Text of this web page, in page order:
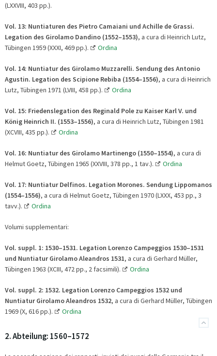
(LXXVIII, 403 pp.).
Vol. 13: Nuntiaturen des Pietro Camaiani und Achille de Grassi.
Legation des Girolamo Dandino (1552–1553), a cura di Heinrich Lutz,
Tübingen 1959 (XXXI, 469 pp.).
Ordina
Vol. 14: Nuntiatur des Girolamo Muzzarelli. Sendung des Antonio
Agustin. Legation des Scipione Rebiba (1554–1556), a cura di Heinrich
Lutz, Tübingen 1971 (LVIII, 458 pp.).
Ordina
Vol. 15: Friedenslegation des Reginald Pole zu Kaiser Karl V. und
König Heinrich II. (1553–1556), a cura di Heinrich Lutz, Tübingen 1981
(XCVIII, 435 pp.).
Ordina
Vol. 16: Nuntiatur des Girolamo Martinengo (1550–1554), a cura di
Helmut Goetz, Tübingen 1965 (XXVIII, 378 pp., 1 tav.).
Ordina
Vol. 17: Nuntiatur Delfinos. Legation Morones. Sendung Lippomanos
(1554–1556), a cura di Helmut Goetz, Tübingen 1970 (LXXX, 453 pp., 3
tavv.).
Ordina
Volumi supplementari:
Vol. suppl. 1: 1530–1531. Legation Lorenzo Campeggios 1530–1531
und Nuntiatur Girolamo Aleandros 1531, a cura di Gerhard Müller,
Tübingen 1963 (XCIII, 472 pp., 2 facsimili).
Ordina
Vol. suppl. 2: 1532. Legation Lorenzo Campeggios 1532 und
Nuntiatur Girolamo Aleandros 1532, a cura di Gerhard Müller, Tübingen
1969 (X, 616 pp.).
Ordina
2. Abteilung: 1560–1572